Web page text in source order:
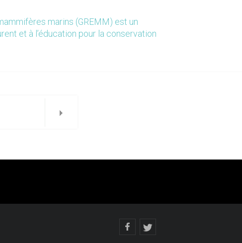
marins (GREMM) est un
et à l’éducation pour la conservation